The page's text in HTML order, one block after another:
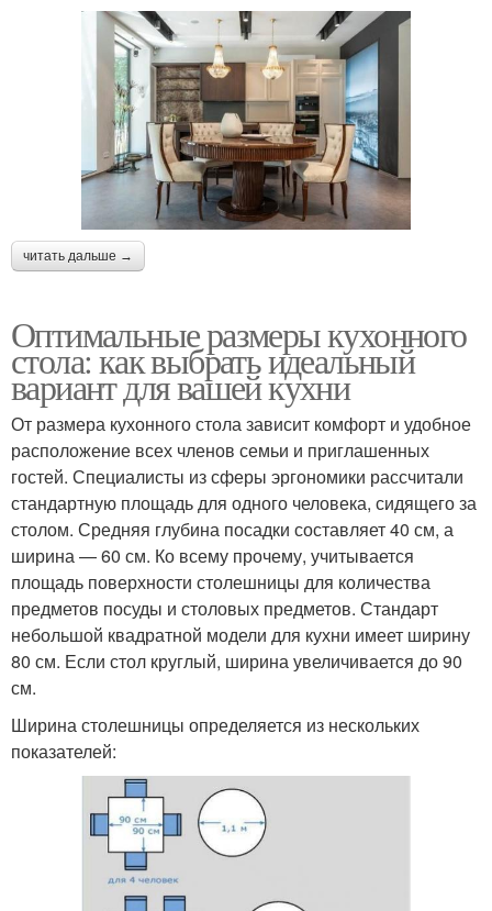
читать дальше →
Оптимальные размеры кухонного
стола: как выбрать идеальный
вариант для вашей кухни
От размера кухонного стола зависит комфорт и удобное
расположение всех членов семьи и приглашенных
гостей. Специалисты из сферы эргономики рассчитали
стандартную площадь для одного человека, сидящего за
столом. Средняя глубина посадки составляет 40 см, а
ширина — 60 см. Ко всему прочему, учитывается
площадь поверхности столешницы для количества
предметов посуды и столовых предметов. Стандарт
небольшой квадратной модели для кухни имеет ширину
80 см. Если стол круглый, ширина увеличивается до 90
см.
Ширина столешницы определяется из нескольких
показателей: